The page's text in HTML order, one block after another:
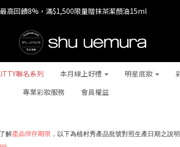
情人節 全站9折，下單享免運+贈$200回購金
高回饋8%，滿$1,500限量贈抹茶潔顏油15ml
夕情人節 全站9折，下單享免運+贈$200回購金
聯名系列 本月線上好禮 明星底妝
專業彩妝服務
會員權益
解產品保存期限 ，以下為植村秀產品批號對照生產日期之說